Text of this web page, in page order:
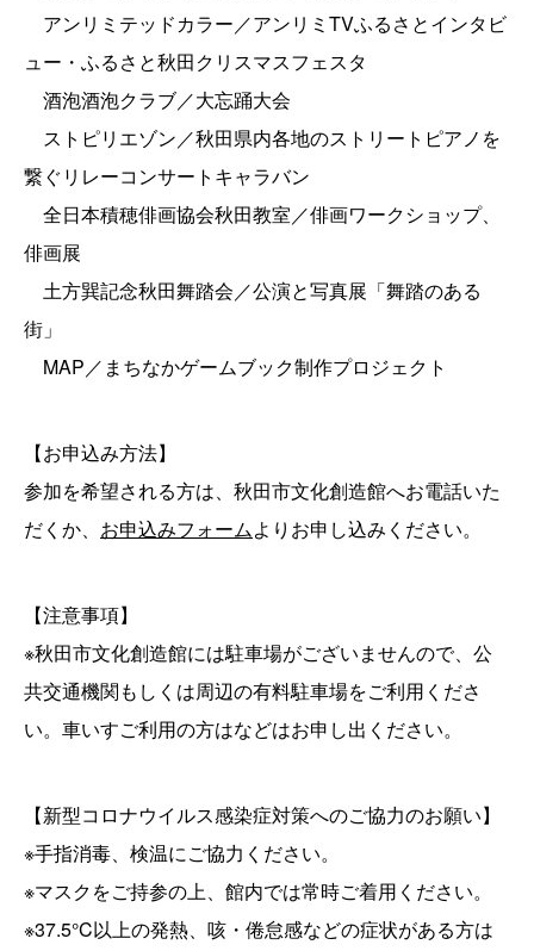
アンリミテッドカラー／アンリミTVふるさとインタビ
ュー・ふるさと秋田クリスマスフェスタ
酒泡酒泡クラブ／大忘踊大会
ストピリエゾン／秋田県内各地のストリートピアノを
繋ぐリレーコンサートキャラバン
全日本積穂俳画協会秋田教室／俳画ワークショップ、
俳画展
土方巽記念秋田舞踏会／公演と写真展「舞踏のある
街」
MAP／まちなかゲームブック制作プロジェクト
【お申込み方法】
参加を希望される方は、秋田市文化創造館へお電話いた
だくか、 お申込みフォームよりお申し込みください。
【注意事項】
※秋田市文化創造館には駐車場がございませんので、公
共交通機関もしくは周辺の有料駐車場をご利用くださ
い。車いすご利用の方はなどはお申し出ください。
【新型コロナウイルス感染症対策へのご協力のお願い】
※手指消毒、検温にご協力ください。
※マスクをご持参の上、館内では常時ご着用ください。
※37.5°C以上の発熱、咳・倦怠感などの症状がある方は